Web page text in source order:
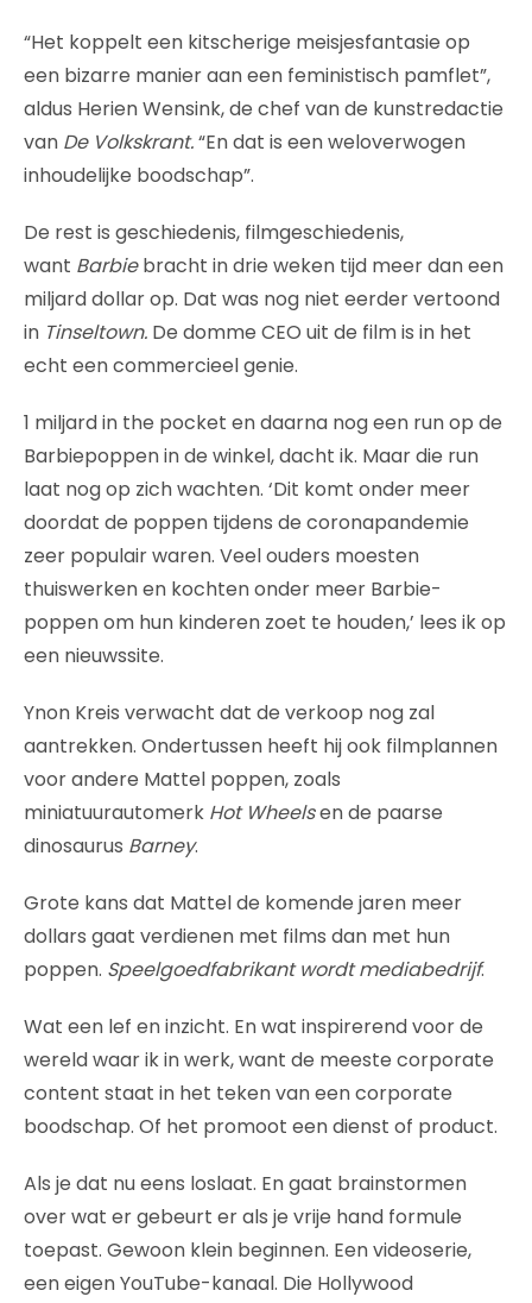
“Het koppelt een kitscherige meisjesfantasie op
een bizarre manier aan een feministisch pamflet”,
aldus Herien Wensink, de chef van de kunstredactie
van De Volkskrant.“En dat is een weloverwogen
inhoudelijke boodschap”.
De rest is geschiedenis, filmgeschiedenis,
want Barbiebracht in drie weken tijd meer dan een
miljard dollar op. Dat was nog niet eerder vertoond
in Tinseltown. De domme CEO uit de film is in het
echt een commercieel genie.
1 miljard in the pocket en daarna nog een run op de
Barbiepoppen in de winkel, dacht ik. Maar die run
laat nog op zich wachten. ‘Dit komt onder meer
doordat de poppen tijdens de coronapandemie
zeer populair waren. Veel ouders moesten
thuiswerken en kochten onder meer Barbie-
poppen om hun kinderen zoet te houden,’ lees ik op
een nieuwssite.
Ynon Kreis verwacht dat de verkoop nog zal
aantrekken. Ondertussen heeft hij ook filmplannen
voor andere Mattel poppen, zoals
miniatuurautomerk Hot Wheelsen de paarse
dinosaurus Barney.
Grote kans dat Mattel de komende jaren meer
dollars gaat verdienen met films dan met hun
poppen. Speelgoedfabrikant wordt mediabedrijf.
Wat een lef en inzicht. En wat inspirerend voor de
wereld waar ik in werk, want de meeste corporate
content staat in het teken van een corporate
boodschap. Of het promoot een dienst of product.
Als je dat nu eens loslaat. En gaat brainstormen
over wat er gebeurt er als je vrije hand formule
toepast. Gewoon klein beginnen. Een videoserie,
een eigen YouTube-kanaal. Die Hollywood